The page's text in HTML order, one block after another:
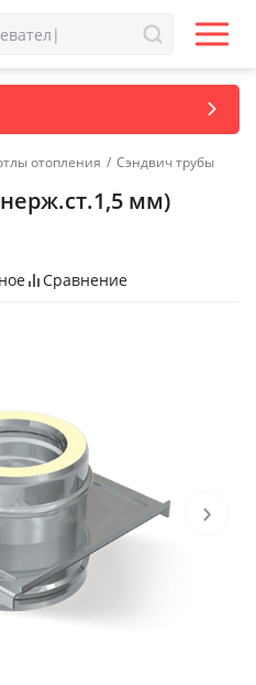
отопления / Сэндвич трубы
мм)
Сравнение
›